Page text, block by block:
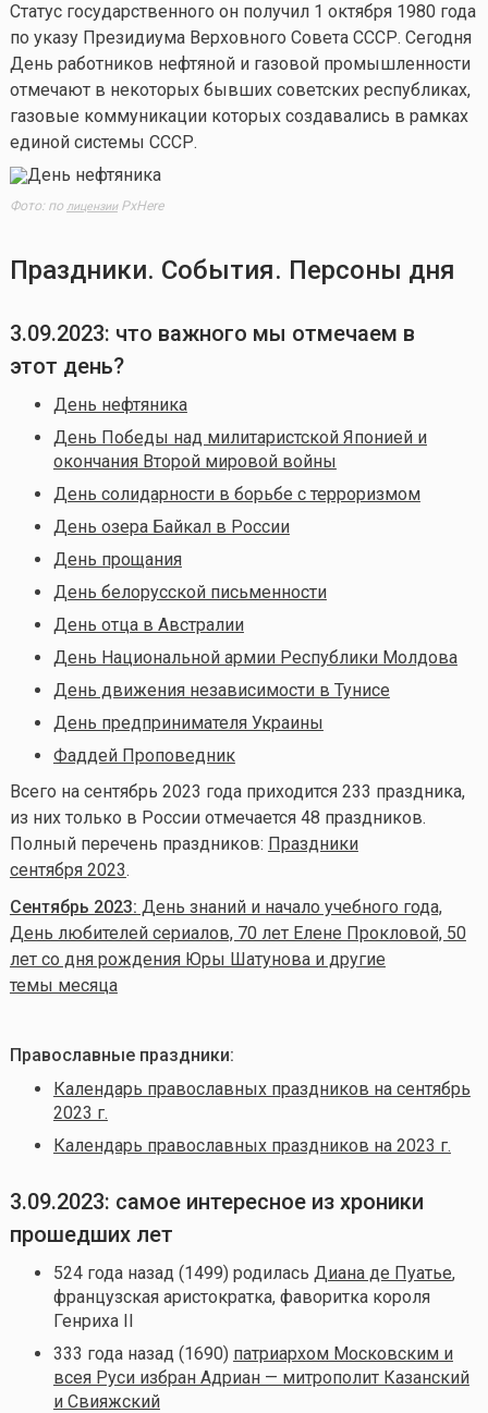
Статус государственного он получил 1 октября 1980 года
по указу Президиума Верховного Совета СССР. Сегодня
День работников нефтяной и газовой промышленности
отмечают в некоторых бывших советских республиках,
газовые коммуникации которых создавались в рамках
единой системы СССР.
Фото: по лицензииPxHere
Праздники. События. Персоны дня
3.09.2023: что важного мы отмечаем в
этот день?
День нефтяника
День Победы над милитаристской Японией и
окончания Второй мировой войны
День солидарности в борьбе с терроризмом
День озера Байкал в России
День прощания
День белорусской письменности
День отца в Австралии
День Национальной армии Республики Молдова
День движения независимости в Тунисе
День предпринимателя Украины
Фаддей Проповедник
Всего на сентябрь 2023 года приходится 233 праздника,
из них только в России отмечается 48 праздников.
Полный перечень праздников: Праздники
сентября 2023.
Сентябрь 2023: День знаний и начало учебного года,
День любителей сериалов, 70 лет Елене Прокловой, 50
лет со дня рождения Юры Шатунова и другие
темы месяца
Православные праздники:
Календарь православных праздников на сентябрь
2023 г.
Календарь православных праздников на 2023 г.
3.09.2023: самое интересное из хроники
прошедших лет
524 года назад (1499) родилась Диана де Пуатье,
французская аристократка, фаворитка короля
Генриха II
333 года назад (1690) патриархом Московским и
всея Руси избран Адриан — митрополит Казанский
и Свияжский